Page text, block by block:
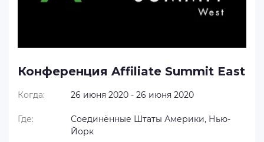
Конференция Affiliate Summit East
Когда: 26 июня 2020 - 26 июня 2020
Где:
Соединённые Штаты Америки, Нью-
Йорк